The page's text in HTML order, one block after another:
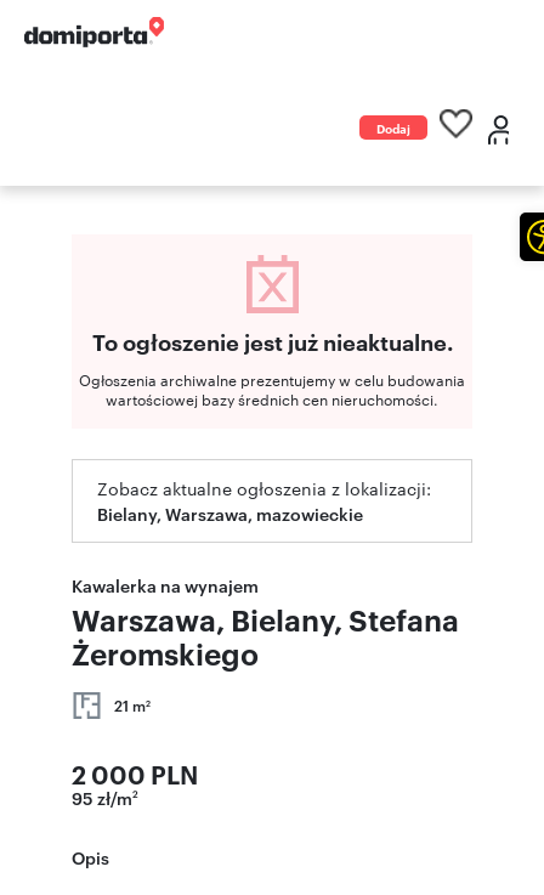
Dodaj
To ogłoszenie jest już nieaktualne.
Ogłoszenia archiwalne prezentujemy w celu budowania
wartościowej bazy średnich cen nieruchomości.
Zobacz aktualne ogłoszenia z lokalizacji:
Bielany, Warszawa, mazowieckie
Kawalerka na wynajem
Warszawa, Bielany, Stefana
Żeromskiego
21 m2
2 000 PLN
95 zł/m2
Opis